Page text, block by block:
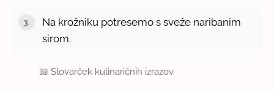
Na krožniku potresemo s sveže naribanim
sirom.
📖Slovarček kulinaričnih izrazov